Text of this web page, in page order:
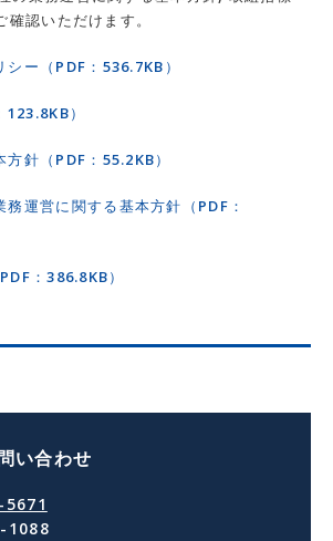
認いただけます。
ー（PDF：536.7KB）
）
針（PDF：55.2KB）
務運営に関する基本方針（PDF：
：386.8KB）
い合わせ
1088